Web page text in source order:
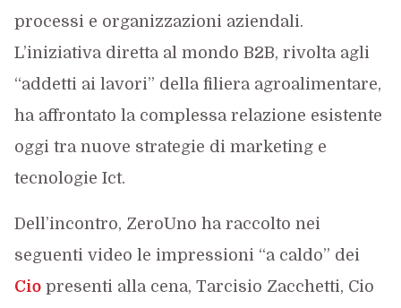
processi e organizzazioni aziendali.
L’iniziativa diretta al mondo B2B, rivolta agli
“addetti ai lavori” della filiera agroalimentare,
ha affrontato la complessa relazione esistente
oggi tra nuove strategie di marketing e
tecnologie Ict.
Dell’incontro, ZeroUno ha raccolto nei
seguenti video le impressioni “a caldo” dei
Ciopresenti alla cena, Tarcisio Zacchetti, Cio